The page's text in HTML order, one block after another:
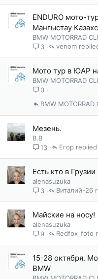
ENDURO мото-
Мангыстау
BMW MOTORRAD
3
venom
Мото тур в ЮАР
BMW MOTORRAD
0
BMW MOTORRAD
Мезень.
В.В
13
Егор
Есть кто в Грузии
alenasuzuka
3
Виталий-26
Майские на носу!
alenasuzuka
9
Redfox_foto
15-28 октября.
BMW